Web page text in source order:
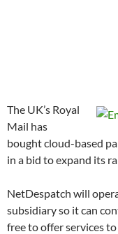
The UK’s Royal
Mail has
bought cloud-based
in a bid to expand its
NetDespatch will
subsidiary so it can
free to offer services